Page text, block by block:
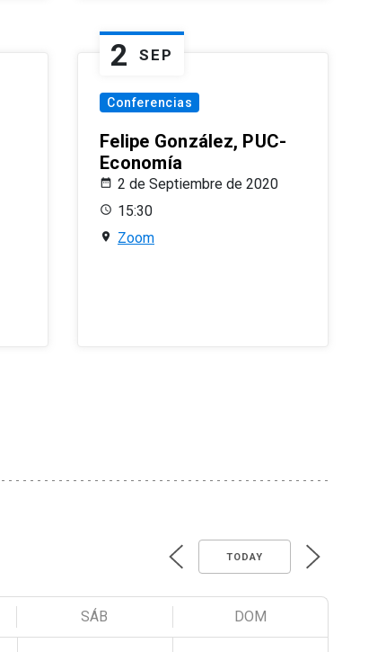
2 SEP
Conferencias
Felipe González, PUC-
Economía
2 de Septiembre de 2020
15:30
Zoom
TODAY
SÁB DOM